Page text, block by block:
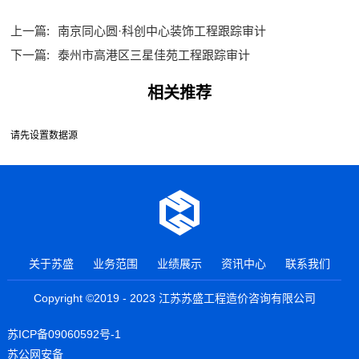
上一篇:
南京同心圆·科创中心装饰工程跟踪审计
下一篇:
泰州市高港区三星佳苑工程跟踪审计
相关推荐
请先设置数据源
关于苏盛 业务范围 业绩展示 资讯中心 联系我们
Copyright ©2019 - 2023 江苏苏盛工程造价咨询有限公司
苏ICP备09060592号-1
苏公网安备